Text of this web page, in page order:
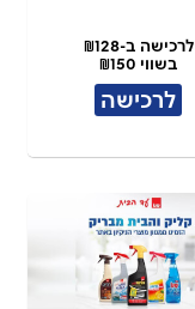
לרכישה ב-₪128
בשווי ₪150
לרכישה